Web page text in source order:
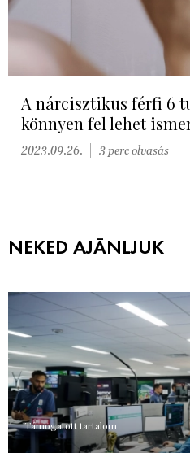
A nárcisztikus férfi 6
könnyen fel lehet
2023.09.26. 3 perc olvasás
NEKED AJÁNLJUK
Támogatott tartalom